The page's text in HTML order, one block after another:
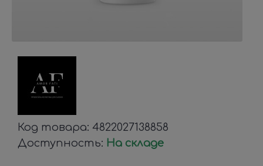
Код товара: 4822027138858
Доступность: На складе